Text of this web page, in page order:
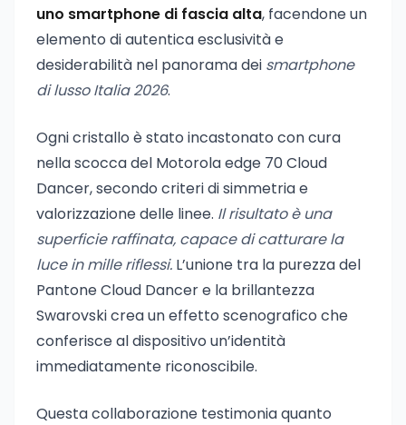
uno smartphone di fascia alta, facendone un
elemento di autentica esclusività e
desiderabilità nel panorama dei smartphone
di lusso Italia 2026.
Ogni cristallo è stato incastonato con cura
nella scocca del Motorola edge 70 Cloud
Dancer, secondo criteri di simmetria e
valorizzazione delle linee. Il risultato è una
superficie raffinata, capace di catturare la
luce in mille riflessi. L’unione tra la purezza del
Pantone Cloud Dancer e la brillantezza
Swarovski crea un effetto scenografico che
conferisce al dispositivo un’identità
immediatamente riconoscibile.
Questa collaborazione testimonia quanto